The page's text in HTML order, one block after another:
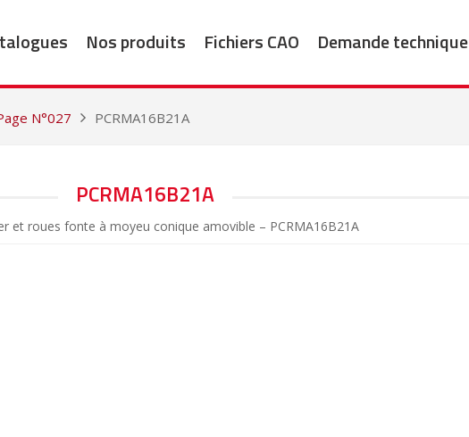
Nos produits Fichiers CAO Demande technique
N°027 PCRMA16B21A
PCRMA16B21A
et roues fonte à moyeu conique amovible – PCRMA16B21A